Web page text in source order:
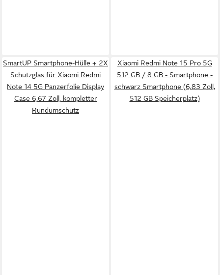
SmartUP Smartphone-Hülle + 2X
Schutzglas für Xiaomi Redmi
Note 14 5G Panzerfolie Display
Case 6,67 Zoll, kompletter
Rundumschutz
Xiaomi Redmi Note 15 Pro 5G
512 GB / 8 GB - Smartphone -
schwarz Smartphone (6,83 Zoll,
512 GB Speicherplatz)